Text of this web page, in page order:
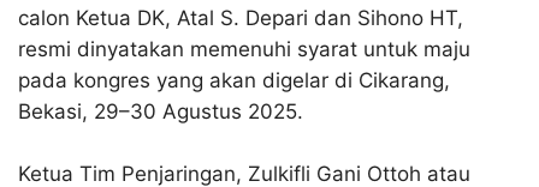
calon Ketua DK, Atal S. Depari dan Sihono HT,
resmi dinyatakan memenuhi syarat untuk maju
pada kongres yang akan digelar di Cikarang,
Bekasi, 29–30 Agustus 2025.
Ketua Tim Penjaringan, Zulkifli Gani Ottoh atau